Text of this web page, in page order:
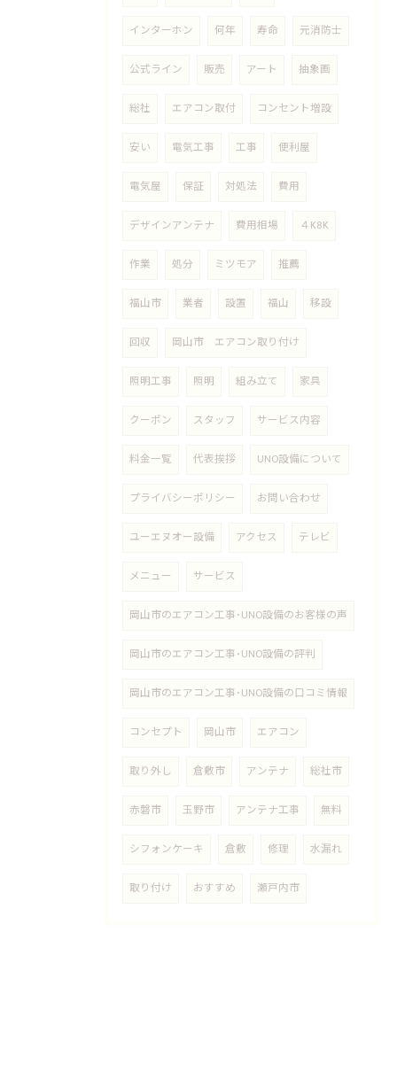
インターホン 何年 寿命 元消防士
公式ライン 販売 アート 抽象画
総社 エアコン取付 コンセント増設
安い 電気工事 工事 便利屋
電気屋 保証 対処法 費用
デザインアンテナ 費用相場 ４K8K
作業 処分 ミツモア 推薦
福山市 業者 設置 福山 移設
回収 岡山市 エアコン取り付け
照明工事 照明 組み立て 家具
クーポン スタッフ サービス内容
料金一覧 代表挨拶 UNO設備について
プライバシーポリシー お問い合わせ
ユーエヌオー設備 アクセス テレビ
メニュー サービス
岡山市のエアコン工事･UNO設備のお客様の声
岡山市のエアコン工事･UNO設備の評判
岡山市のエアコン工事･UNO設備の口コミ情報
コンセプト 岡山市 エアコン
取り外し 倉敷市 アンテナ 総社市
赤磐市 玉野市 アンテナ工事 無料
シフォンケーキ 倉敷 修理 水漏れ
取り付け おすすめ 瀬戸内市